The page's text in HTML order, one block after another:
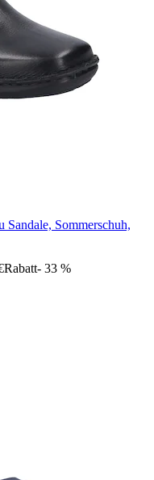
Sandale, Sommerschuh,
Rabatt- 33 %